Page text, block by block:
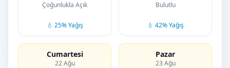
Çoğunlukla Açık
💧 25% Yağış
Bulutlu
💧 42% Yağış
Cumartesi
22 Ağu
Pazar
23 Ağu